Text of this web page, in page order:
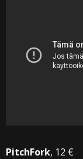
PitchFork, 12 €